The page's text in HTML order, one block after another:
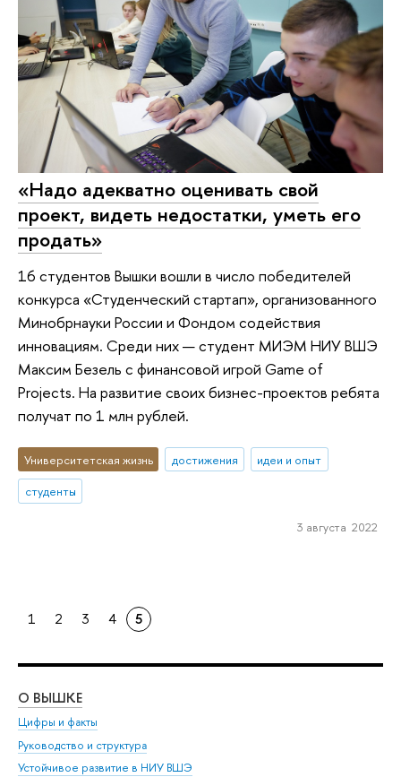
«Надо адекватно оценивать свой
проект, видеть недостатки, уметь его
продать»
16 студентов Вышки вошли в число победителей
конкурса «Студенческий стартап», организованного
Минобрнауки России и Фондом содействия
инновациям. Среди них — студент МИЭМ НИУ ВШЭ
Максим Безель с финансовой игрой Game of
Projects. На развитие своих бизнес-проектов ребята
получат по 1 млн рублей.
Университетская жизнь достижения
идеи и опыт
студенты
3 августа 2022
1 2 3 4 5
О ВЫШКЕ
Цифры и факты
Руководство и структура
Устойчивое развитие в НИУ ВШЭ